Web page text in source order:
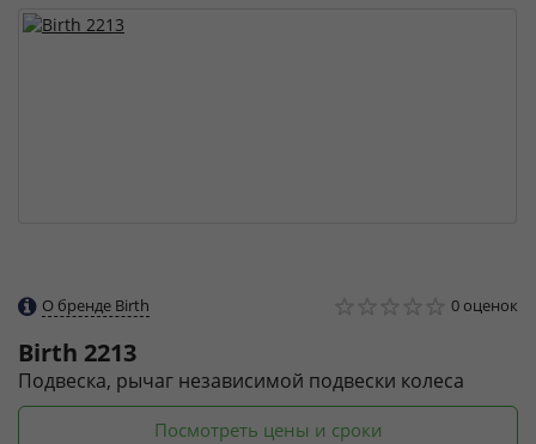
О бренде Birth 0 оценок
Birth 2213
Подвеска, рычаг независимой подвески колеса
Посмотреть цены и сроки